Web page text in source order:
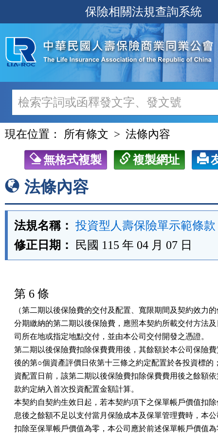
至
主
內
容
保險相關法規查詢系統
現在位置： 所有條文 法條內容
無格式複製 複製網址
法條內容
法規名稱： 投資型人壽保險單示範條款
修正日期：
民國 115 年 04 月 07 日
第 6 條
（第二期以後保險費的交付及配置、寬限期間及契約效力
分期繳納的第二期以後保險費，應照本契約所載交付方法
司所在地或指定地點交付，並由本公司交付開發之憑證。
第二期以後保險費扣除保費費用後，其餘額於本公司保險
後的第○個資產評價日依第十三條之約定配置於各投資標的
資配置日前，該第二期以後保險費扣除保費費用後之餘額
款約定納入首次投資配置金額計算。
本契約自契約生效日起，若本契約項下之保單帳戶價值扣
息後之餘額不足以支付當月保險成本及保單管理費時，本
扣除至保單帳戶價值為零，本公司應於前述保單帳戶價值